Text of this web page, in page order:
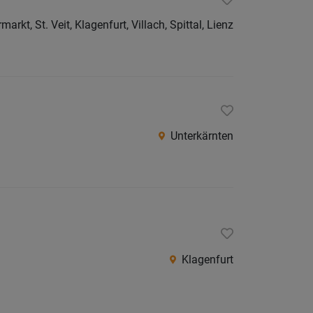
St. Veit, Klagenfurt, Villach, Spittal, Lienz
Unterkärnten
Klagenfurt